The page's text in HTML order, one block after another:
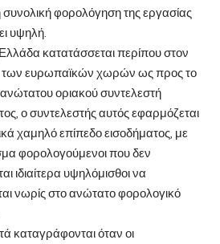
φορολόγηση της εργασίας
υψηλή.
κατατάσσεται περίπου στον
των ευρωπαϊκών χωρών ως προς το
οριακού συντελεστή
ο συντελεστής αυτός εφαρμόζεται
χαμηλό επίπεδο εισοδήματος, με
φορολογούμενοι που δεν
ιδιαίτερα υψηλόμισθοι να
νωρίς στο ανώτατο φορολογικό
καταγράφονται όταν οι